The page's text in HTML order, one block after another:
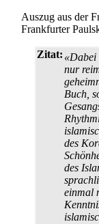
Auszug aus der
Frankfurter
Zitat: «Dabei
nur
Buch,
des
des
einmal